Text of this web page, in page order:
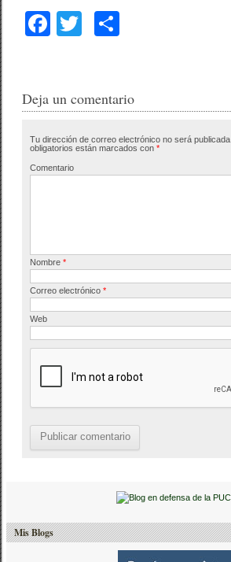
F
e
o
o
er p
tir
Deja un comentario
Tu dirección de correo electrónico no será publicada.
obligatorios están marcados con*
Comentario
Nombre*
Correo electrónico*
Web
Mis Blogs